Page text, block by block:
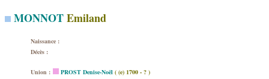
MONNOTEmiland
Naissance :
Décès :
Union : PROST Denise-Noël ( (e) 1700 - ? )